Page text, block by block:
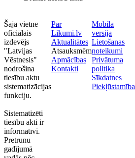
Šajā vietnē
oficiālais
izdevējs
"Latvijas
Vēstnesis"
nodrošina
tiesību aktu
sistematizācijas
funkciju.
Sistematizēti
tiesību akti ir
informatīvi.
Pretrunu
gadījumā
Par
Likumi.lv
Aktualitātes
Atsauksmēm
Apmācības
Kontakti
Mobilā
versija
Lietošanas
noteikumi
Privātuma
politika
Sīkdatnes
Piekļūstamība